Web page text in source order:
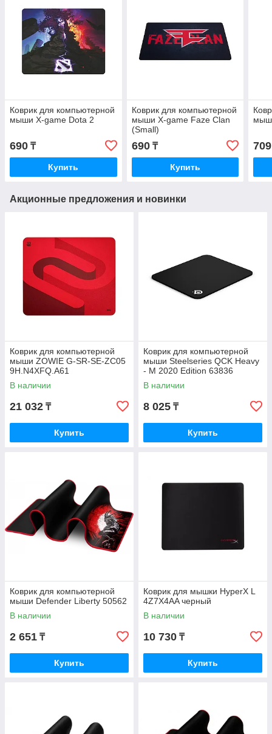
Коврик для компьютерной
мыши X-game Dota 2
690 ₸
Купить
Коврик для компьютерной
мыши X-game Faze Clan
(Small)
690₸
Купить
709
Акционные предложения и новинки
Коврик для компьютерной
мыши ZOWIE G-SR-SE-ZC05
9H.N4XFQ.A61
В наличии
21 032 ₸
Купить
Коврик для компьютерной
мыши Steelseries QCK Heavy
- M 2020 Edition 63836
В наличии
8 025 ₸
Купить
Коврик для компьютерной
мыши Defender Liberty 50562
В наличии
2 651 ₸
Купить
Коврик для мышки HyperX L
4Z7X4AA черный
В наличии
10 730 ₸
Купить